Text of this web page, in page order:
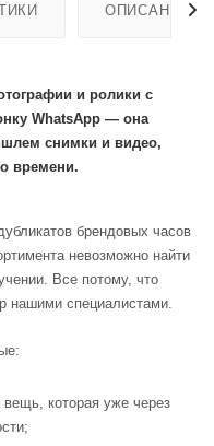
ОПИСАНИЕ
и ролики с
WhatsApp — она
снимки и видео,
времени.
брендовых часов
невозможно найти
Все потому, что
нашими специалистами.
которая уже через